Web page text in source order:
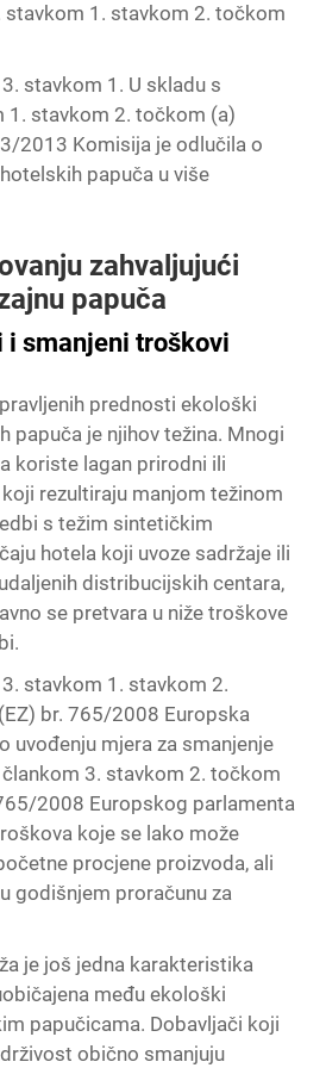
stavkom 1. stavkom 2. točkom
stavkom 1. U skladu s
1. stavkom 2. točkom (a)
2013 Komisija je odlučila o
papuča u više
zahvaljujući
papuča
smanjeni troškovi
prednosti ekološki
papuča je njihov težina. Mnogi
koriste lagan prirodni ili
rezultiraju manjom težinom
s težim sintetičkim
hotela koji uvoze sadržaje ili
distribucijskih centara,
se pretvara u niže troškove
stavkom 1. stavkom 2.
br. 765/2008 Europska
uvođenju mjera za smanjenje
3. stavkom 2. točkom
2008 Europskog parlamenta
koje se lako može
procjene proizvoda, ali
godišnjem proračunu za
je još jedna karakteristika
među ekološki
papučicama. Dobavljači koji
obično smanjuju